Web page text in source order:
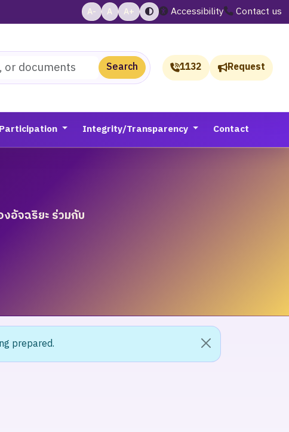
A- A A+ Accessibility Contact us
Search 1132 Request
Participation Integrity/Transparency Contact
อัจฉริยะ ร่วมกับ
prepared.